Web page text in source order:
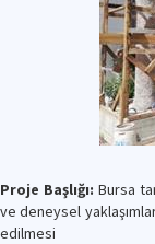
Proje Başlığı: Bursa
ve deneysel
edilmesi